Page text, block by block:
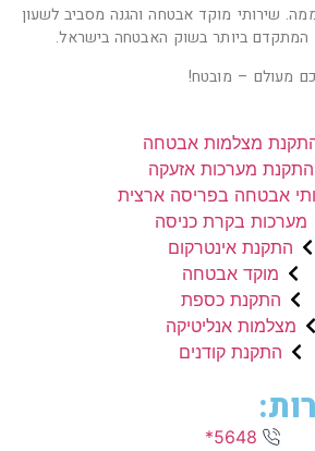
24 שעות ביממה. שירותי מוקד אבטחה והגנה מסביב לשעון
המתקדם ביותר בשוק האבטחה בישראל.
מעולם – מובטח!
מצלמות אבטחה
התקנת מערכות אזעקה
אבטחה בפריסה ארצית
מערכות בקרת כניסה
התקנת אינטרקום
מוקד אבטחה
התקנת כספת
מצלמות אנליטיקה
התקנת קודנים
5648*